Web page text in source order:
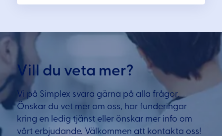
Vill du veta mer?
Vi på Simplex svara gärna på alla frågor.
Önskar du vet mer om oss, har funderingar
kring en ledig tjänst eller önskar mer info om
vårt erbjudande. Välkommen att kontakta oss!